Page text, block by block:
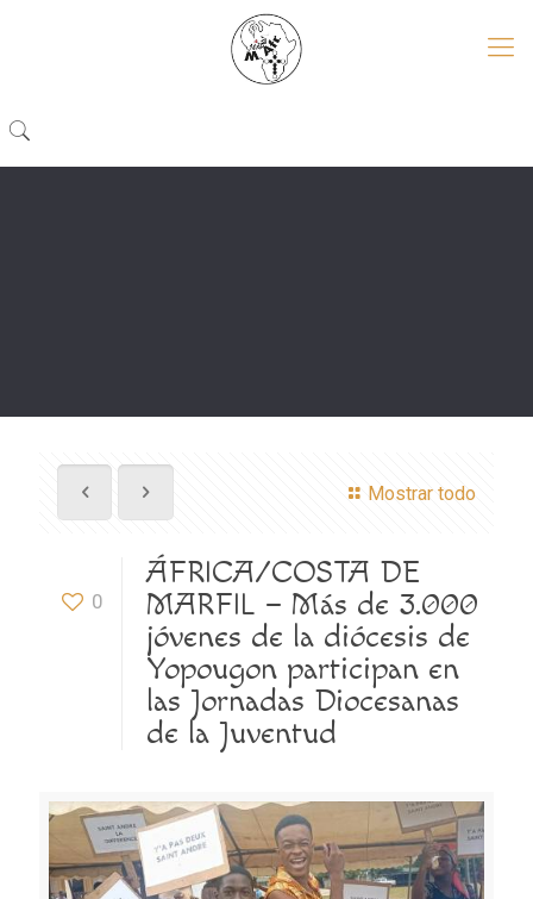
Mostrar todo
0
ÁFRICA/COSTA DE
MARFIL – Más de 3.000
jóvenes de la diócesis de
Yopougon participan en
las Jornadas Diocesanas
de la Juventud